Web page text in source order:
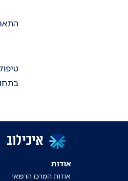
איכילוב
אודות
אודות המרכז הרפואי